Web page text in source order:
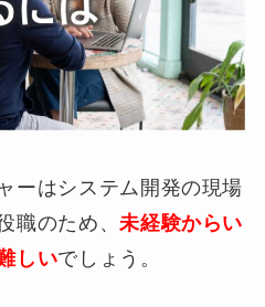
ーはシステム開発の現場
職のため、 未経験からい
しいでしょう。